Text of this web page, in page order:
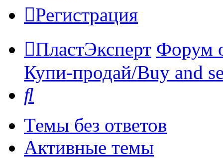
Регистрация
ПластЭксперт Форум
Купи-продай/Buy and
Темы без ответов
Активные темы